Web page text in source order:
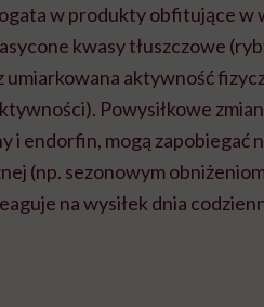
w produkty obfitujące w
kwasy tłuszczowe
aktywność
Powysiłkowe
i endorfin, mogą zapobiegać
(np. sezonowym
na wysiłek dnia